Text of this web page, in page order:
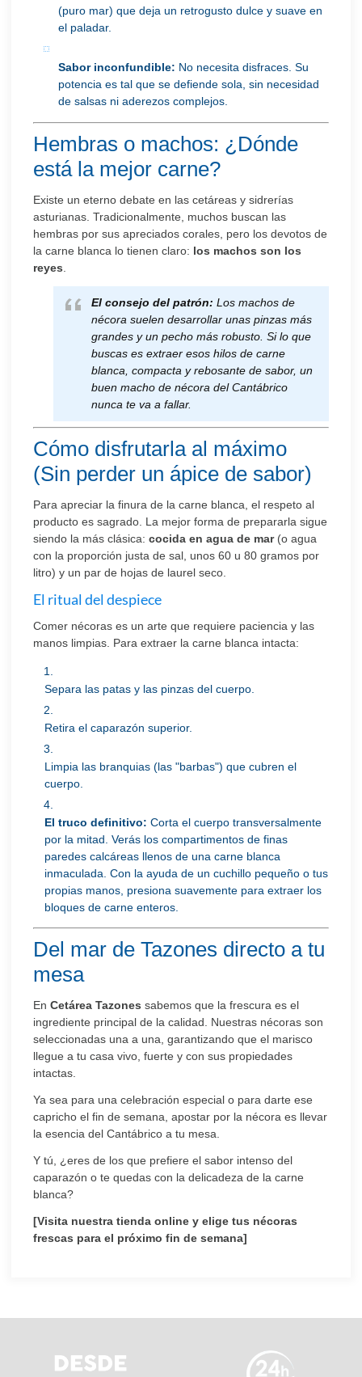
(puro mar) que deja un retrogusto dulce y suave en
el paladar.
Sabor inconfundible: No necesita disfraces. Su
potencia es tal que se defiende sola, sin necesidad
de salsas ni aderezos complejos.
Hembras o machos: ¿Dónde
está la mejor carne?
Existe un eterno debate en las cetáreas y sidrerías
asturianas. Tradicionalmente, muchos buscan las
hembras por sus apreciados corales, pero los devotos de
la carne blanca lo tienen claro: los machos son los
reyes
El consejo del patrón: Los machos de
nécora suelen desarrollar unas pinzas más
grandes y un pecho más robusto. Si lo que
buscas es extraer esos hilos de carne
blanca, compacta y rebosante de sabor, un
buen macho de nécora del Cantábrico
nunca te va a fallar.
Cómo disfrutarla al máximo
(Sin perder un ápice de sabor)
Para apreciar la finura de la carne blanca, el respeto al
producto es sagrado. La mejor forma de prepararla sigue
siendo la más clásica: cocida en agua de mar(o agua
con la proporción justa de sal, unos 60 u 80 gramos por
litro) y un par de hojas de laurel seco.
El ritual del despiece
Comer nécoras es un arte que requiere paciencia y las
manos limpias. Para extraer la carne blanca intacta:
Separa las patas y las pinzas del cuerpo.
Retira el caparazón superior.
Limpia las branquias (las "barbas") que cubren el
cuerpo.
El truco definitivo: Corta el cuerpo transversalmente
por la mitad. Verás los compartimentos de finas
paredes calcáreas llenos de una carne blanca
inmaculada. Con la ayuda de un cuchillo pequeño o tus
propias manos, presiona suavemente para extraer los
bloques de carne enteros.
Del mar de Tazones directo a tu
mesa
En Cetárea Tazones sabemos que la frescura es el
ingrediente principal de la calidad. Nuestras nécoras son
seleccionadas una a una, garantizando que el marisco
llegue a tu casa vivo, fuerte y con sus propiedades
intactas.
Ya sea para una celebración especial o para darte ese
capricho el fin de semana, apostar por la nécora es llevar
la esencia del Cantábrico a tu mesa.
Y tú, ¿eres de los que prefiere el sabor intenso del
caparazón o te quedas con la delicadeza de la carne
blanca?
[Visita nuestra tienda online y elige tus nécoras
frescas para el próximo fin de semana]